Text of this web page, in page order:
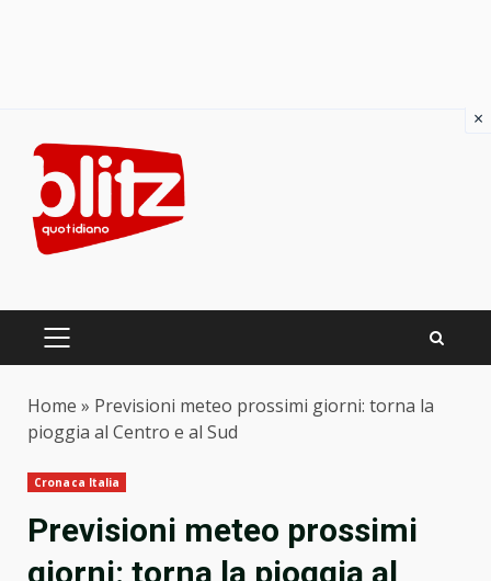
content
PRIMARY
Home » Previsioni meteo prossimi giorni: torna la
pioggia al Centro e al Sud
Cronaca Italia
Previsioni meteo prossimi
giorni: torna la pioggia al
×